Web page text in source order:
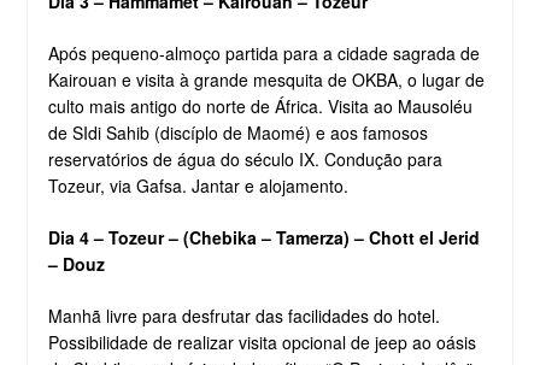
Após pequeno-almoço partida para a cidade sagrada de
Kairouan e visita à grande mesquita de OKBA, o lugar de
culto mais antigo do norte de África. Visita ao Mausoléu
de SIdi Sahib (discíplo de Maomé) e aos famosos
reservatórios de água do século IX. Condução para
Tozeur, via Gafsa. Jantar e alojamento.
Dia 4 – Tozeur – (Chebika – Tamerza) – Chott el Jerid
– Douz
Manhã livre para desfrutar das facilidades do hotel.
Possibilidade de realizar visita opcional de jeep ao oásis